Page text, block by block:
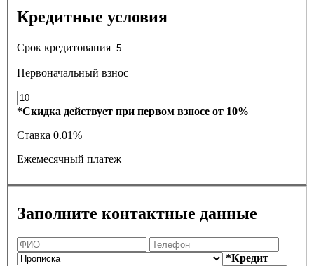
Кредитные условия
Срок кредитования
Первоначальный взнос
*Скидка действует при первом взносе от 10%
Ставка 0.01%
Ежемесячный платеж
Заполните контактные данные
*Кредит